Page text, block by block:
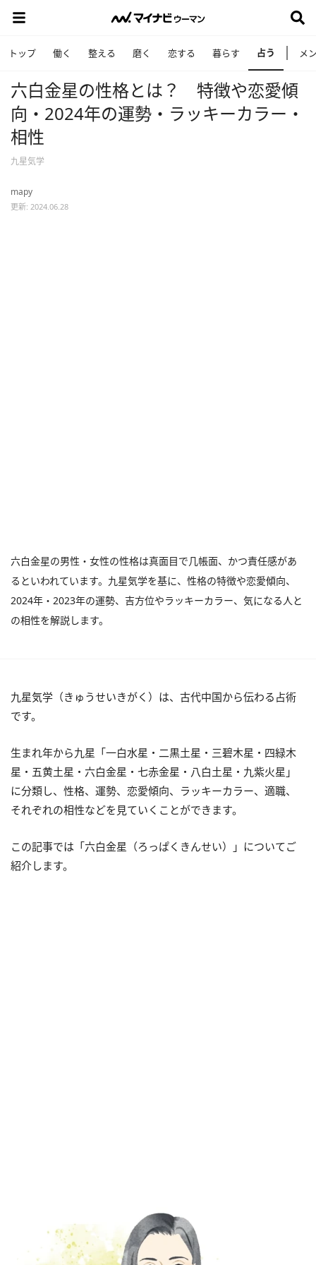
トップ 働く 整える 磨く 恋する 暮らす 占う メ
六白金星の性格とは？ 特徴や恋愛傾
向・2024年の運勢・ラッキーカラー・
相性
九星気学
mapy
更新: 2024.06.28
六白金星の男性・女性の性格は真面目で几帳面、かつ責任感があ
るといわれています。九星気学を基に、性格の特徴や恋愛傾向、
2024年・2023年の運勢、吉方位やラッキーカラー、気になる人と
の相性を解説します。
九星気学（きゅうせいきがく）は、古代中国から伝わる占術
です。
生まれ年から九星「一白水星・二黒土星・三碧木星・四緑木
星・五黄土星・六白金星・七赤金星・八白土星・九紫火星」
に分類し、性格、運勢、恋愛傾向、ラッキーカラー、適職、
それぞれの相性などを見ていくことができます。
この記事では「六白金星（ろっぱくきんせい）」についてご
紹介します。